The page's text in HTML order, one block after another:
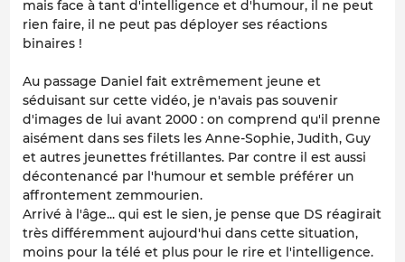
mais face à tant d'intelligence et d'humour, il ne peut
rien faire, il ne peut pas déployer ses réactions
binaires !
Au passage Daniel fait extrêmement jeune et
séduisant sur cette vidéo, je n'avais pas souvenir
d'images de lui avant 2000 : on comprend qu'il prenne
aisément dans ses filets les Anne-Sophie, Judith, Guy
et autres jeunettes frétillantes. Par contre il est aussi
décontenancé par l'humour et semble préférer un
affrontement zemmourien.
Arrivé à l'âge... qui est le sien, je pense que DS réagirait
très différemment aujourd'hui dans cette situation,
moins pour la télé et plus pour le rire et l'intelligence.